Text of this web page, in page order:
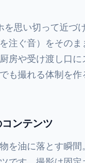
思い切って近づ
注ぐ音）をその
房や受け渡し口
も撮れる体制を
ンテンツ
を油に落とす瞬